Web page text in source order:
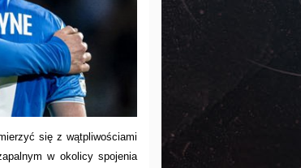
się z wątpliwościami
w okolicy spojenia